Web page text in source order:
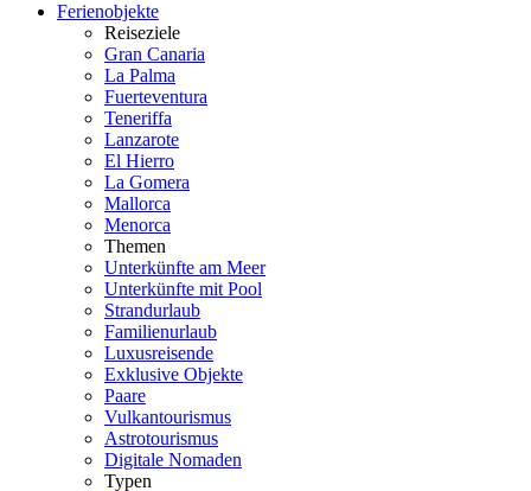
Ferienobjekte
Reiseziele
Gran Canaria
La Palma
Fuerteventura
Teneriffa
Lanzarote
El Hierro
La Gomera
Mallorca
Menorca
Themen
Unterkünfte am Meer
Unterkünfte mit Pool
Strandurlaub
Familienurlaub
Luxusreisende
Exklusive Objekte
Paare
Vulkantourismus
Astrotourismus
Digitale Nomaden
Typen